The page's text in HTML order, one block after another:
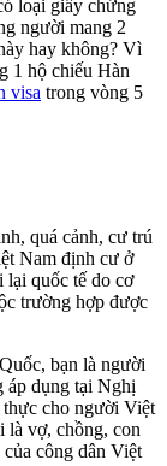
loại giấy chứng
người mang 2
hay không? Vì
1 hộ chiếu Hàn
visa trong vòng 5
quá cảnh, cư trú
Nam định cư ở
lại quốc tế do cơ
trường hợp được
bạn là người
áp dụng tại Nghị
cho người Việt
là vợ, chồng, con
công dân Việt